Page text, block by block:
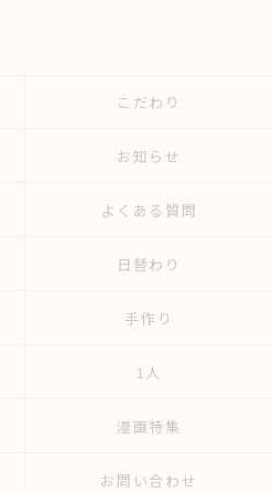
こだわり
お知らせ
よくある質問
日替わり
手作り
1人
漫画特集
お問い合わせ